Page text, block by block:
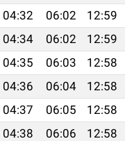
04:32 06:02 12:59
04:34 06:02 12:59
04:35 06:03 12:58
04:36 06:04 12:58
04:37 06:05 12:58
04:38 06:06 12:58